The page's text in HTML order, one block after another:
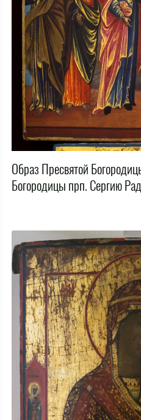
Образ Пресвятой
Богородицы прп. Сергию